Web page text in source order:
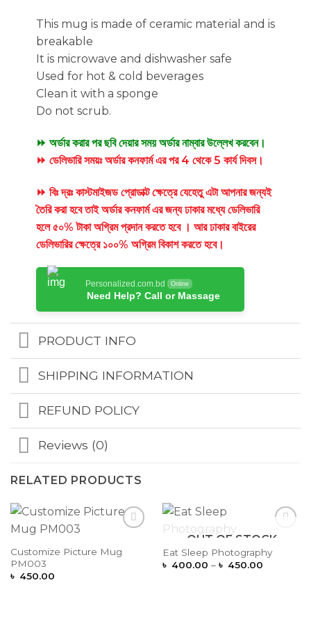
This mug is made of ceramic material and is
breakable
It is microwave and dishwasher safe
Used for hot & cold beverages
Clean it with a sponge
Do not scrub.
⏩ অর্ডার করার পর ছবি দেয়ার সময় অর্ডার নাম্বার উল্লেখ করবেন।
⏩ ডেলিভারি সময়ঃ অর্ডার কনফার্ম এর পর 4 থেকে 5 কার্য দিবস।
⏩ বিঃ দ্রঃ কাস্টমাইজড প্রোডাক্ট ক্ষেত্রে যেহেতু এটা আপনার জন্যই
তৈরি করা হবে তাই অর্ডার কনফার্ম এর জন্য ঢাকার মধ্যে ডেলিভারি
হলে ৫০% টাকা অগ্রিম প্রদান করতে হবে । আর ঢাকার বাইরের
ডেলিভারির ক্ষেত্রে ১০০% অগ্রিম বিকাশ করতে হবে।
Personalized.com.bd Online
Need Help? Call or Massage
PRODUCT INFO
SHIPPING INFORMATION
REFUND POLICY
Reviews (0)
RELATED PRODUCTS
Customize Picture Mug
PM003
৳ 450.00
Add to
OUT OF STOCK
Eat Sleep Photography
৳ 400.00 – ৳ 450.00Price